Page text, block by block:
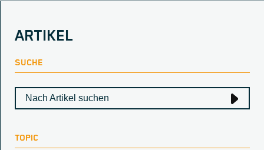
ARTIKEL
SUCHE
TOPIC